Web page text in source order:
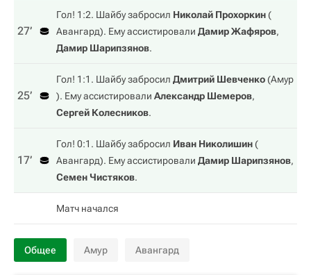
27‎’‎
Гол! 1:2. Шайбу забросил Николай Прохоркин(
Авангард). Ему ассистировали Дамир Жафяров,
Дамир Шарипзянов.
25‎’‎
Гол! 1:1. Шайбу забросил Дмитрий Шевченко(Амур
). Ему ассистировали Александр Шемеров,
Сергей Колесников.
17‎’‎
Гол! 0:1. Шайбу забросил Иван Николишин(
Авангард). Ему ассистировали Дамир Шарипзянов,
Семен Чистяков.
Матч начался
Общее Амур Авангард